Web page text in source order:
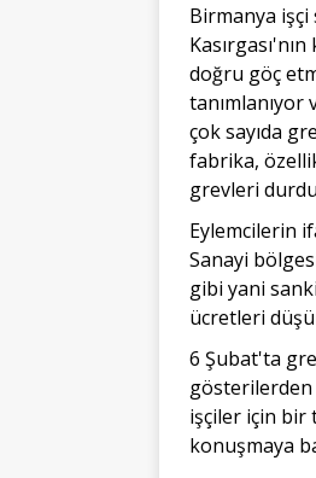
Birmanya işçi
doğru göç
çok sayıda
fabrika,
grevleri
Eylemcilerin
Sanayi
gibi yani
ücretleri
6 Şubat'ta
gösterilerden
işçiler için bir
konuşmaya